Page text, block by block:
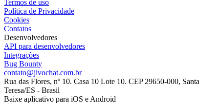
Termos de uso
Política de Privacidade
Cookies
Contatos
Desenvolvedores
API para desenvolvedores
Integrações
Bug Bounty
contato@jivochat.com.br
Rua das Flores, nº 10. Casa 10 Lote 10. CEP 29650-000, Santa
Teresa/ES - Brasil
Baixe aplicativo para iOS e Android